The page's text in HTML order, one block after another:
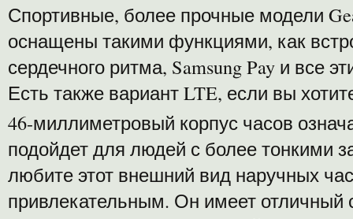
Спортивные, более прочные модели
оснащены такими функциями, как
сердечного ритма, Samsung Pay и все
Есть также вариант LTE, если вы
46-миллиметровый корпус часов
подойдет для людей с более тонкими
любите этот внешний вид наручных
привлекательным. Он имеет отличный